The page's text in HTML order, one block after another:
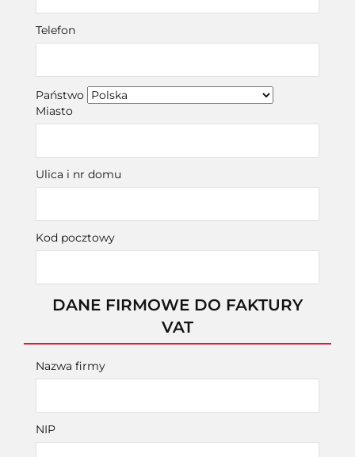
Telefon
Państwo
Miasto
Ulica i nr domu
Kod pocztowy
DANE FIRMOWE DO FAKTURY
VAT
Nazwa firmy
NIP